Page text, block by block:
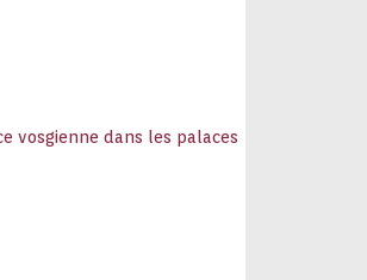
vosgienne dans les palaces